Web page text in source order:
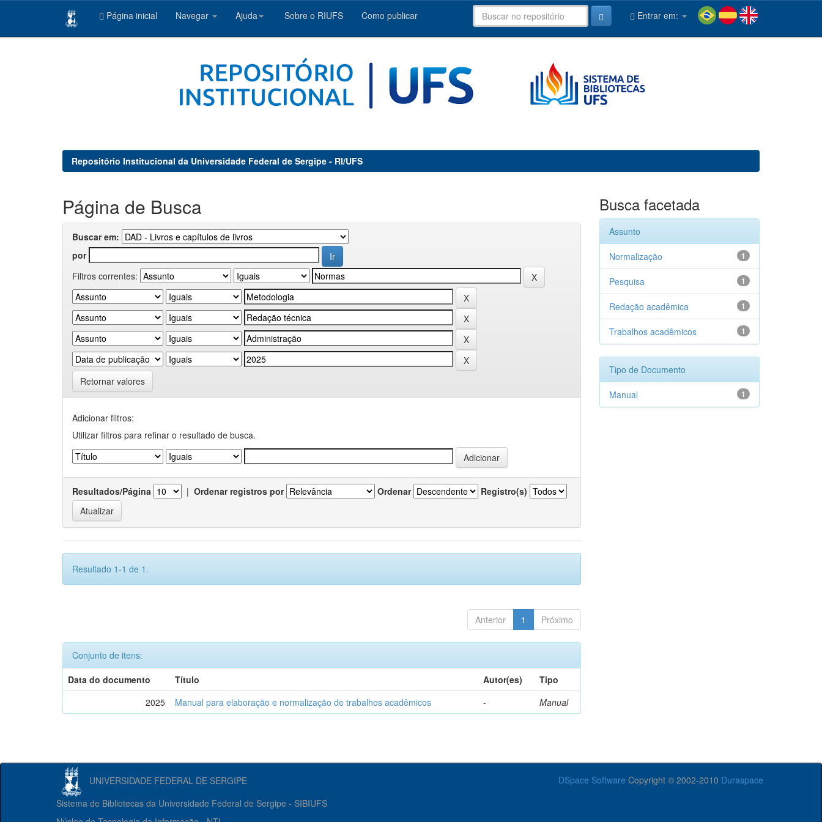
Página inicial Navegar Ajuda Sobre o RIUFS Como publicar Entrar em:
Repositório Institucional da Universidade Federal de Sergipe - RI/UFS
Página de Busca
Buscar em:
por
Filtros correntes:
Retornar valores
Adicionar filtros:
Utilizar filtros para refinar o resultado de busca.
Resultados/Página | Ordenar registros por Ordenar Registro(s)
Resultado 1-1 de 1.
Anterior 1 Próximo
Conjunto de itens:
Data do documento
Título Autor(es)
Tipo
2025
Manual para elaboração e normalização de trabalhos acadêmicos - Manual
Busca facetada
Assunto
1
Normalização
1
Pesquisa
1
Redação acadêmica
1
Trabalhos acadêmicos
Tipo de Documento
1
Manual
UNIVERSIDADE FEDERAL DE SERGIPE DSpace Software Copyright © 2002-2010 Duraspace
Sistema de Bibliotecas da Universidade Federal de Sergipe - SIBIUFS